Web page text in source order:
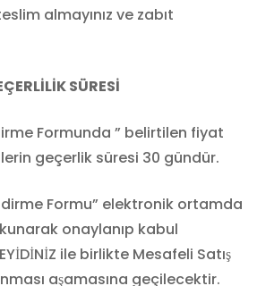
almayınız ve zabıt
SÜRESİ
Formunda ” belirtilen fiyat
geçerlik süresi 30 gündür.
Formu” elektronik ortamda
onaylanıp kabul
ile birlikte Mesafeli Satış
aşamasına geçilecektir.